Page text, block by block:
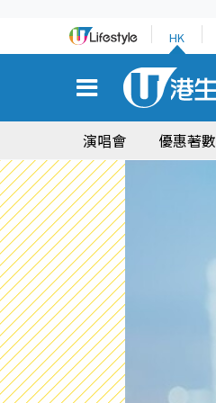
HK
演唱會 優惠著數